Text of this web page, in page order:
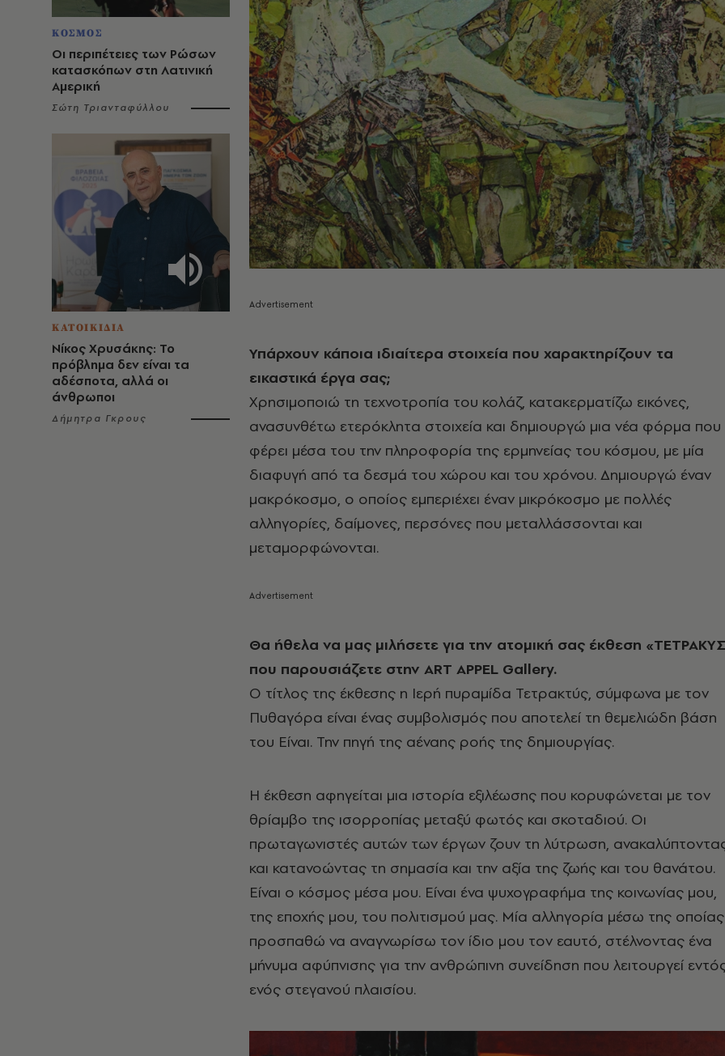
ΚΟΣΜΟΣ
Οι περιπέτειες των Ρώσων
κατασκόπων στη Λατινική
Αμερική
Σώτη Τριανταφύλλου
ΚΑΤΟΙΚΙΔΙΑ
Νίκος Χρυσάκης: Το
πρόβλημα δεν είναι τα
αδέσποτα, αλλά οι
άνθρωποι
Δήμητρα Γκρους
Υπάρχουν κάποια ιδιαίτερα στοιχεία που χαρακτηρίζουν τα
εικαστικά έργα σας;
Χρησιμοποιώ τη τεχνοτροπία του κολάζ, κατακερματίζω εικόνες,
ανασυνθέτω ετερόκλητα στοιχεία και δημιουργώ μια νέα φόρμα που
φέρει μέσα του την πληροφορία της ερμηνείας του κόσμου, με μία
διαφυγή από τα δεσμά του χώρου και του χρόνου. Δημιουργώ έναν
μακρόκοσμο, ο οποίος εμπεριέχει έναν μικρόκοσμο με πολλές
αλληγορίες, δαίμονες, περσόνες που μεταλλάσσονται και
μεταμορφώνονται.
Θα ήθελα να μας μιλήσετε για την ατομική σας έκθεση
που παρουσιάζετε στην ART APPEL Gallery.
Ο τίτλος της έκθεσης η Ιερή πυραμίδα Τετρακτύς, σύμφωνα με τον
Πυθαγόρα είναι ένας συμβολισμός που αποτελεί τη θεμελιώδη βάση
του Είναι. Την πηγή της αέναης ροής της δημιουργίας.
Η έκθεση αφηγείται μια ιστορία εξιλέωσης που κορυφώνεται με τον
θρίαμβο της ισορροπίας μεταξύ φωτός και σκοταδιού. Οι
πρωταγωνιστές αυτών των έργων ζουν τη λύτρωση,
και κατανοώντας τη σημασία και την αξία της ζωής και του θανάτου.
Είναι o κόσμος μέσα μου. Είναι ένα ψυχογραφήμα της κοινωνίας μου,
της εποχής μου, του πολιτισμού μας. Μία αλληγορία μέσω της οποίας
προσπαθώ να αναγνωρίσω τον ίδιο μου τον εαυτό, στέλνοντας ένα
μήνυμα αφύπνισης για την ανθρώπινη συνείδηση που λειτουργεί
ενός στεγανού πλαισίου.